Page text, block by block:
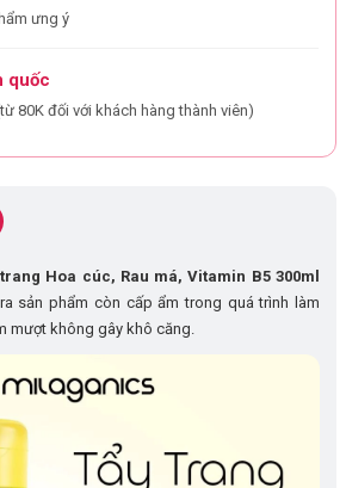
ưng ý
quốc
80K đối với khách hàng thành viên)
Hoa cúc, Rau má, Vitamin B5 300ml
sản phẩm còn cấp ẩm trong quá trình làm
mượt không gây khô căng.